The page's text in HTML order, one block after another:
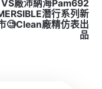
廠沛納海Pam692
潛行系列新
🧐Clean廠精仿表出
品